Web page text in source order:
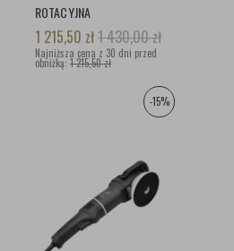
ROTACYJNA
1 215,50 zł1 430,00zł
Najniższa cena z 30 dni przed
obniżką: 1 215,50 zł
-15%